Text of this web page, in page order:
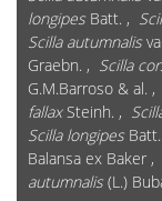
longipes Batt. ,
Scilla autumnalis
Graebn. , Scilla
G.M.Barroso & al. ,
fallaxSteinh. ,
Scilla longipes
Balansa ex Baker ,
autumnalis (L.)